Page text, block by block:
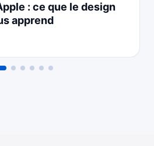
: ce que le design
apprend